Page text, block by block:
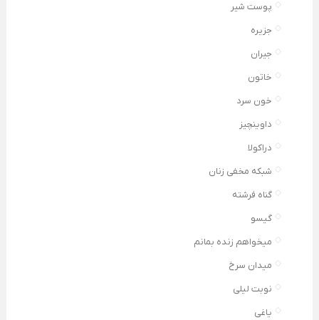
پوست شیر
جزیره
جیران
خاتون
خون سرد
داوینچیز
دراکولا
شبکه مخفی زنان
گناه فرشته
گیسو
میخواهم زنده بمانم
میدان سرخ
نوبت لیلی
یاغی